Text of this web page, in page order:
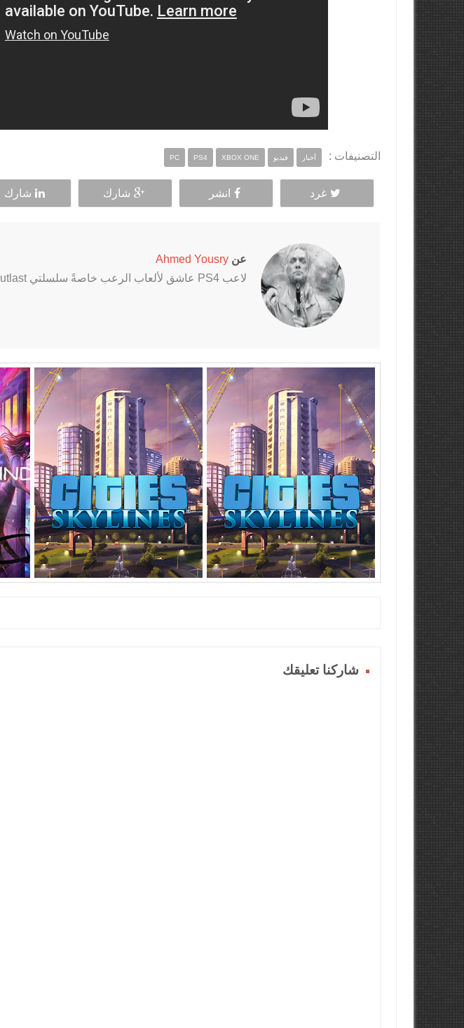
التصنيفات : أخبار فيديو PC PS4 XBOX ONE
غرد انشر شارك شارك
عن Ahmed Yousry
لاعب PS4 عاشق لألعاب الرعب خاصةً سلسلتي Outlast و The Evil Within
شاركنا تعليقك